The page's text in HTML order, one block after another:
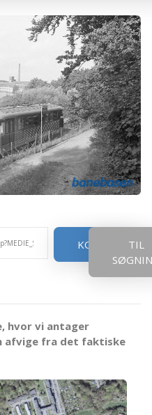
KOPIER
TIL
hvor vi antager
afvige fra det faktiske